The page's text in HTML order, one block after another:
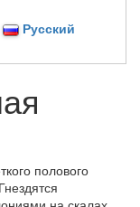
Русский
полового